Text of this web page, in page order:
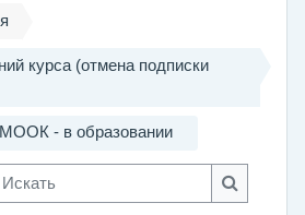
курса (отмена подписки
- в образовании
Искать